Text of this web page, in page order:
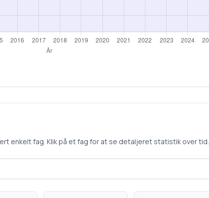
enkelt fag. Klik på et fag for at se detaljeret statistik over tid.